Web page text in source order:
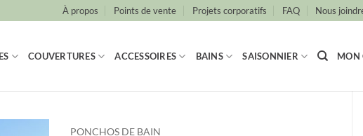
À propos Points de vente Projets corporatifs FAQ Nous
COUVERTURES ACCESSOIRES BAINS SAISONNIER MON
PONCHOS DE BAIN